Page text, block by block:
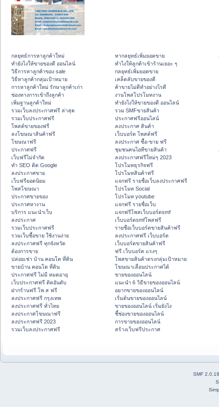
กลยุทธ์การหาลูกค้าใหม่
ทํายังไงให้ขายของดี ออนไลน์
วิธีการหาลูกค้าของ sale
วิธีหาลูกค้ากลุ่มเป้าหมาย
การหาลูกค้าใหม่ รักษาลูกค้าเก่า
ช่องทางการเข้าถึงลูกค้า
เพิ่มฐานลูกค้าใหม่
รวมเว็บลงประกาศฟรี ล่าสุด
รวมเว็บประกาศฟรี
โพสต์ขายของฟรี
ลงโฆษณาสินค้าฟรี
โฆษณาฟรี
ประกาศฟรี
เว็บฟรีไม่จำกัด
ทำ SEO ติด Google
ลงประกาศขาย
เว็บฟรียอดนิยม
โพสโฆษณา
ประกาศขายของ
ประกาศหางาน
บริการ แนะนำเว็บ
ลงประกาศ
รวมเว็บประกาศฟรี
รวมเว็บซื้อขาย ใช้งานง่าย
ลงประกาศฟรี ทุกจังหวัด
ต้องการขาย
ปล่อยเช่า บ้าน คอนโด ที่ดิน
ขายบ้าน คอนโด ที่ดิน
ประกาศฟรี ไม่มี หมดอายุ
เว็บประกาศฟรี ติดอันดับ
ฝากร้านฟรี โพ ส ฟรี
ลงประกาศฟรี กรุงเทพ
ลงประกาศฟรี ทั่วไทย
ลงประกาศโฆษณาฟรี
ลงประกาศฟรี 2023
รวมเว็บลงประกาศฟรี
หากลยุทธ์เพิ่มยอดขาย
ทําไงให้ลูกค้าเข้าร้านเยอะ ๆ
กลยุทธ์เพิ่มยอดขาย
เคล็ดลับขายของดี
ค้าขายไม่ดีทำอย่างไรดี
งานโพสโปรโมทงาน
ทํายังไงให้ขายของดี ออนไลน์
รวม SMFขายสินค้า
ประกาศฟรีออนไลน์
ลงประกาศ สินค้า
เว็บบอร์ด โพสต์ฟรี
ลงประกาศ ซื้อ-ขาย ฟรี
ชุมชนคนไอทีขายสินค้า
ลงประกาศฟรีใหม่ๆ 2023
โปรโมทธุรกิจฟรี
โปรโมทสินค้าฟรี
แจกฟรี รายชื่อเว็บลงประกาศฟรี
โปรโมท Social
โปรโมท youtube
แจกฟรี รายชื่อเว็บ
แจกฟรีโพสเว็บบอร์ดsmf
เว็บบอร์ดsmfโพสฟรี
รายชื่อเว็บบอร์ดขายสินค้าฟรี
ลงประกาศฟรี เว็บบอร์ด
เว็บบอร์ดขายสินค้าฟรี
ฟรี เว็บบอร์ด แรงๆ
โพสขายสินค้าตรงกลุ่มเป้าหมาย
โฆษณาเลื่อนประกาศได้
ขายของออนไลน์
แนะนำ 6 วิธีขายของออนไลน์
อยากขายของออนไลน์
เริ่มต้นขายของออนไลน์
ขายของออนไลน์ เริ่มยังไง
ชี้ช่องขายของออนไลน์
การขายของออนไลน์
สร้างเว็บฟรีประกาศ
SMF 2.0.19